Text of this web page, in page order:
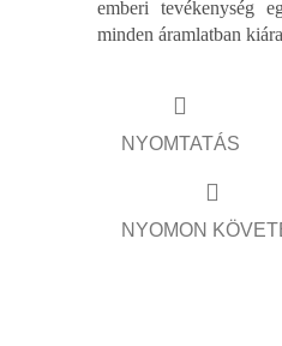
emberi tevékenység
minden áramlatban
NYOMTATÁS
NYOMON